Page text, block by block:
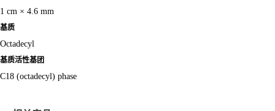
1 cm × 4.6 mm
基质
Octadecyl
基质活性基团
C18 (octadecyl) phase